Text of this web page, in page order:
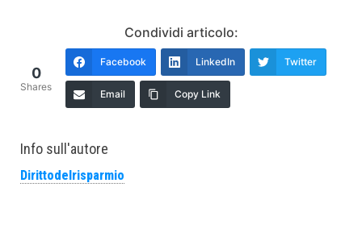
Condividi articolo:
0
Shares
Facebook LinkedIn Twitter
Email Copy Link
Info sull'autore
Dirittodelrisparmio